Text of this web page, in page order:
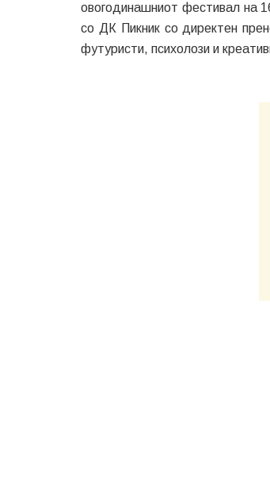
овогодинашниот фестивал на
со ДК Пикник со директен
футуристи, психолози и